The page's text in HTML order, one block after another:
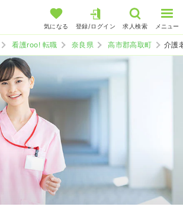
気になる 登録/ログイン 求人検索 メニュー
看護roo! 転職 奈良県 高市郡高取町 介護